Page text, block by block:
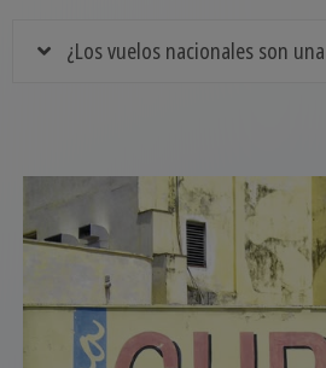
¿Los vuelos nacionales son